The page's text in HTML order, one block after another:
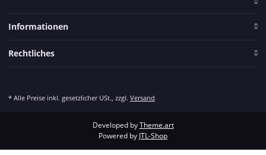
Informationen
Rechtliches
* Alle Preise inkl. gesetzlicher USt., zzgl. Versand
Developed byTheme.art
Powered by JTL-Shop